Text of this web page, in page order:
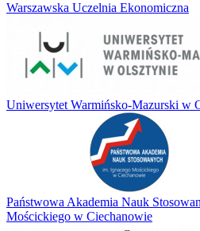
Warszawska Uczelnia Ekonomiczna
Uniwersytet Warmińsko-Mazurski w
Państwowa Akademia Nauk
Mościckiego w Ciechanowie